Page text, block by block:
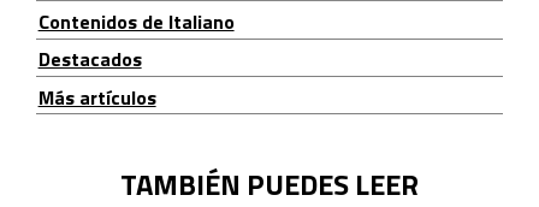
Contenidos de Italiano
Destacados
Más artículos
TAMBIÉN PUEDES LEER